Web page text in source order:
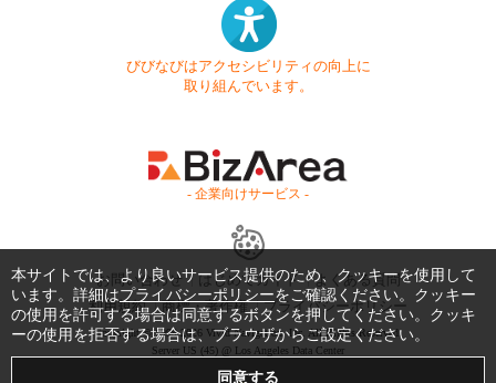
びびなびはアクセシビリティの向上に
取り組んでいます。
- 企業向けサービス -
お問い合わせ はじめてガイド
よくある質問
利用規約
商標・著作権 プライバシーポリシー
Copyright © 1999-2026 Vivid Navigation, Inc. All Rights Reserved.
Server US (45) @ Los Angeles Data Center
本サイトでは、より良いサービス提供のため、クッキーを使用して
います。詳細はプライバシーポリシーをご確認ください。クッキー
の使用を許可する場合は同意するボタンを押してください。クッキ
ーの使用を拒否する場合は、ブラウザからご設定ください。